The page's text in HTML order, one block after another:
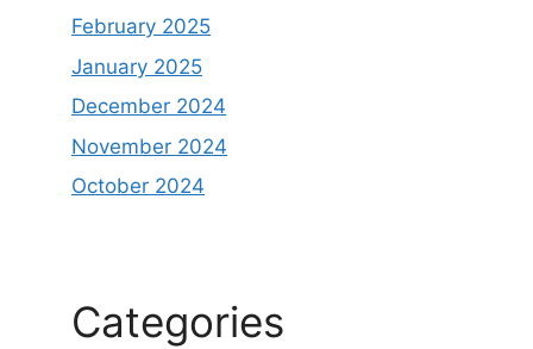
February 2025
January 2025
December 2024
November 2024
October 2024
Categories